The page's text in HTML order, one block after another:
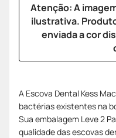
Atenção: A
ilustrativa.
enviada a cor
A Escova Dental Kess
bactérias existentes na
Sua embalagem Leve 2
qualidade das escovas